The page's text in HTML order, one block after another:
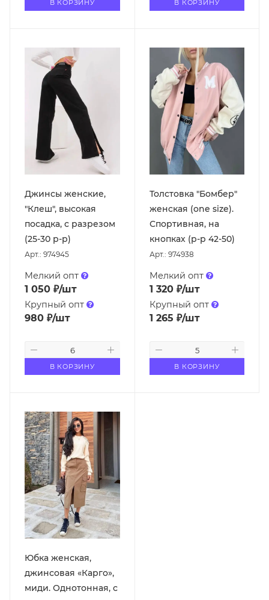
В КОРЗИНУ В КОРЗИНУ
Джинсы женские,
"Клеш", высокая
посадка, с разрезом
(25-30 р-р)
Арт.: 974945
Мелкий опт
1 050 ₽/шт
Крупный опт
980 ₽/шт
В КОРЗИНУ
Толстовка "Бомбер"
женская (one size).
Спортивная, на
кнопках (р-р 42-50)
Арт.: 974938
Мелкий опт
1 320₽/шт
Крупный опт
1 265 ₽/шт
В КОРЗИНУ
Юбка женская,
джинсовая «Карго»,
миди. Однотонная, с